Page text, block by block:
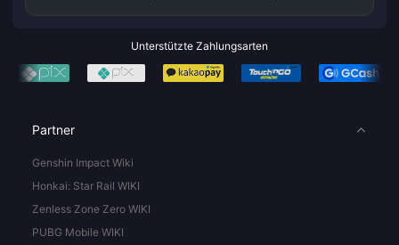
Unterstützte Zahlungsarten
Partner
Genshin Impact Wiki
Honkai: Star Rail WIKI
Zenless Zone Zero WIKI
PUBG Mobile WIKI